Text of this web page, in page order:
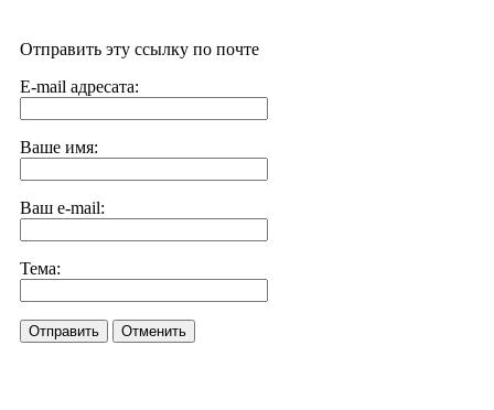
Отправить эту ссылку по почте
E-mail адресата:
Ваше имя:
Ваш e-mail:
Тема:
Отправить Отменить